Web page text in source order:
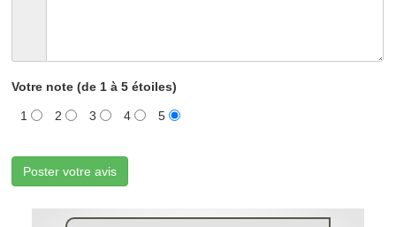
Votre note (de 1 à 5 étoiles)
1 2 3 4 5
Poster votre avis